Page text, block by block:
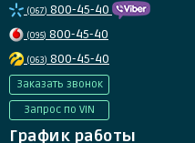
(067) 800-45-40
(095) 800-45-40
(063) 800-45-40
Заказать звонок
Запрос по VIN
График работы